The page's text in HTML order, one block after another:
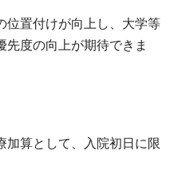
置付けが向上し、大学等
先度の向上が期待できま
算として、入院初日に限